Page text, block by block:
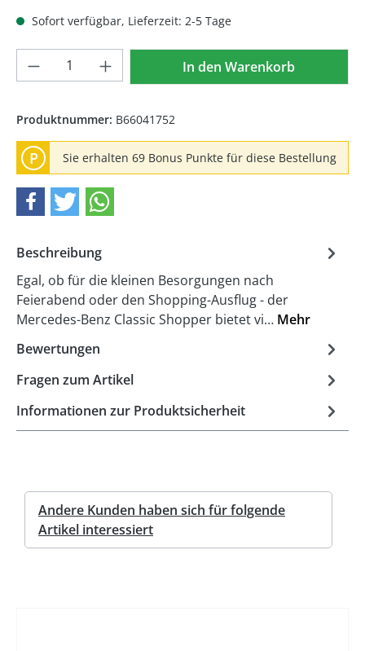
Sofort verfügbar, Lieferzeit: 2-5 Tage
Produkt Anzahl: Gib denIn den Warenkorb
Produktnummer: B66041752
P Sie erhalten 69 Bonus Punkte für diese Bestellung
Beschreibung
Egal, ob für die kleinen Besorgungen nach
Feierabend oder den Shopping-Ausflug - der
Mercedes-Benz Classic Shopper bietet vi… Mehr
Bewertungen
Fragen zum Artikel
Informationen zur Produktsicherheit
Andere Kunden haben sich für folgende
Artikel interessiert